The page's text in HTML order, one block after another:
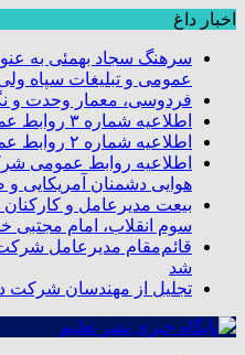
اخبار داغ
سرهنگ سجاد بهمئی به
عمومی و تبلیغات سپاه
فردوسی، معمار وحدت و
اطلاعیه شماره ۳ روابط عمومی شرکت فولاد خوزستان
اطلاعیه شماره ۲ روابط عمومی شرکت فولاد خوزستان
اطلاعیه روابط عمومی
هوایی دشمنان آمریکایی
بیعت مدیرعامل و
سوم انقلاب، امام مجتبی
قائم‌مقام مدیرعامل شرکت
شد
تجلیل از مهندسان شرکت